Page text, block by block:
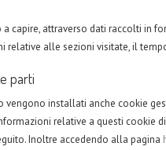
a capire, attraverso dati raccolti in
relative alle sezioni visitate, il
parti
vengono installati anche cookie
relative a questi cookie
Inoltre accedendo alla pagina